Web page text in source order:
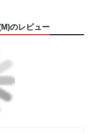
のレビュー